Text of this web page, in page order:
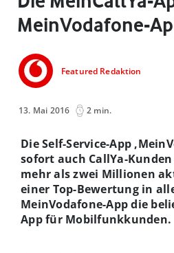
MeinVodafone-
Featured Redaktion
13. Mai 2016 2 min.
Die Self-Service-App
sofort auch CallYa-
mehr als zwei Millionen
einer Top-Bewertung in
MeinVodafone-App die
App für Mobilfunkkunden.